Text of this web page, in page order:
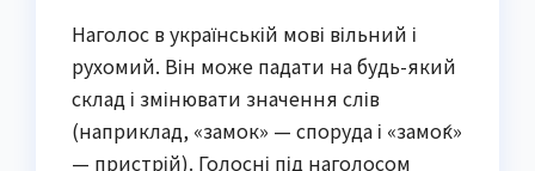
Наголос в українській мові вільний і
рухомий. Він може падати на будь-який
склад і змінювати значення слів
(наприклад, «замок» — споруда і «замо́к»
— пристрій). Голосні під наголосом